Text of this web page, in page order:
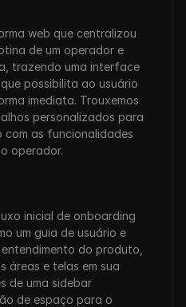
web que centralizou
de um operador e
trazendo uma interface
possibilita ao usuário
imediata. Trouxemos
personalizados para
as funcionalidades
operador.
inicial de onboarding
um guia de usuário e
do produto,
áreas e telas em sua
de uma sidebar
de espaço para o